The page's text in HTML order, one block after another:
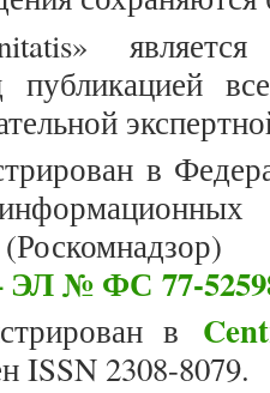
в
ЭЛ № ФС 77-
в
ISSN 2308-8079.